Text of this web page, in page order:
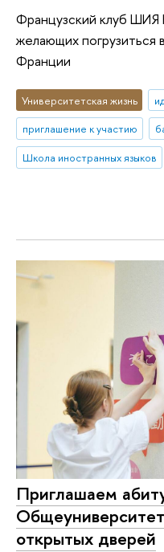
Французский клуб
желающих погрузиться
Франции
Университетская жизнь
приглашение к участию
Школа иностранных языков
Приглашаем
открытых дверей